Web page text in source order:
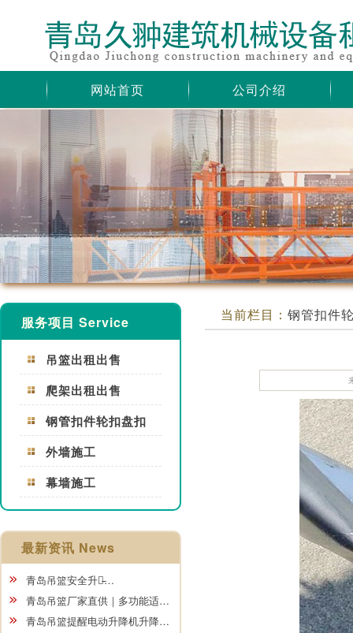
网站首页 公司介绍
服务项目 Service
吊篮出租出售
爬架出租出售
钢管扣件轮扣盘扣
外墙施工
幕墙施工
最新资讯 News
青岛吊篮安全升级̵…
青岛吊篮厂家直供｜多功能适…
青岛吊篮提醒电动升降机升降…
当前栏目： 钢管扣件